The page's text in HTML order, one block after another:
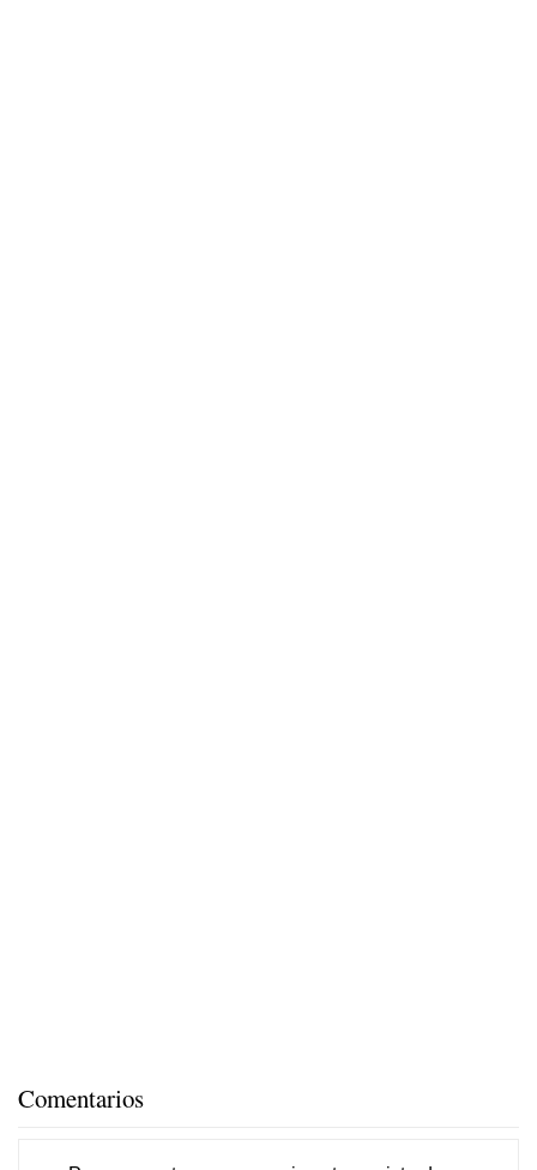
Comentarios